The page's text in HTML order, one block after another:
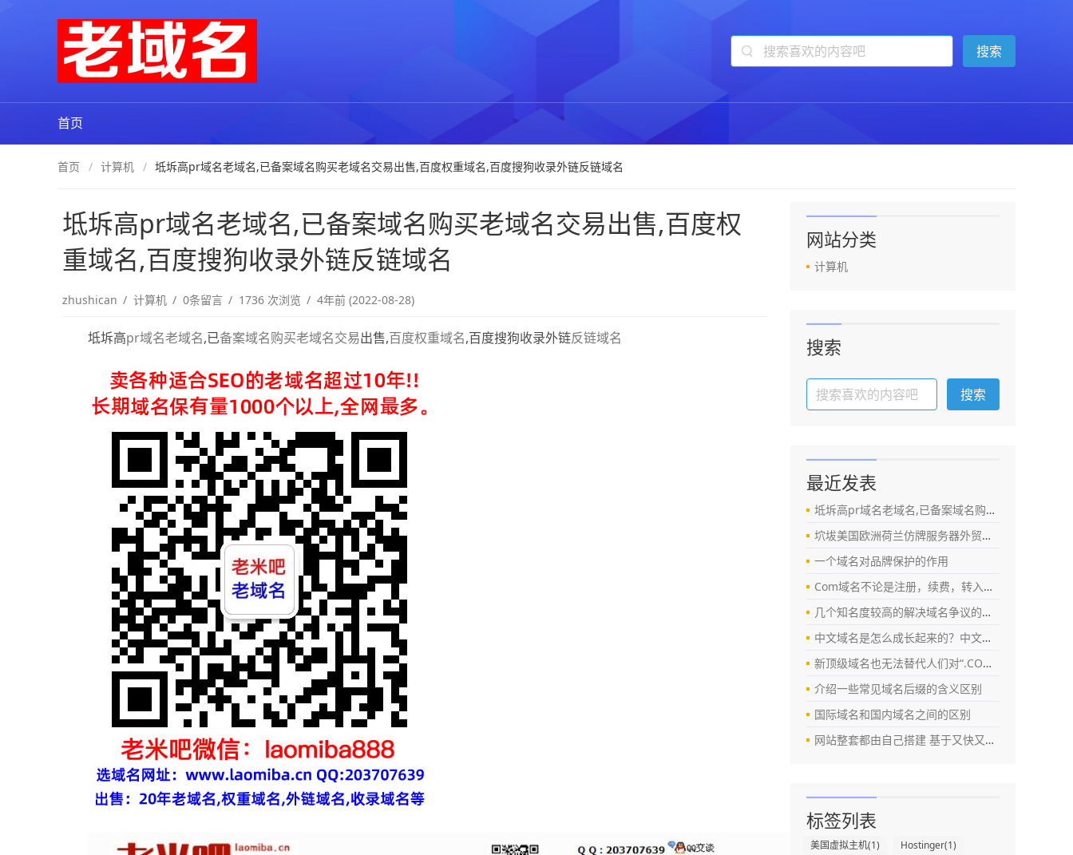
电脑计算机
计算机
首页
首页 计算机 坻坼高pr域名老域名,已备案域名购买老域名交易出售,百度权重域名,百度搜狗收录外链反链域名
坻坼高pr域名老域名,已备案域名购买老域名交易出售,百度权
重域名,百度搜狗收录外链反链域名
zhushican 计算机 0条留言 1736 次浏览 4年前 (2022-08-28)
坻坼高pr域名老域名,已备案域名购买老域名交易出售,百度权重域名,百度搜狗收录外链反链域名
网站分类
计算机
搜索
最近发表
坻坼高pr域名老域名,已备案域名购买老域名交易出售,百度权重域名,百度搜狗收录外链反链域名
坹坺美国欧洲荷兰仿牌服务器外贸仿牌vps推荐仿牌空间主机,免投诉防投诉空间国外抗投诉
一个域名对品牌保护的作用
Com域名不论是注册，续费，转入等各项业务的费用都上涨
几个知名度较高的解决域名争议的机构
中文域名是怎么成长起来的？中文域名推广应用前景如何？
新顶级域名也无法替代人们对“.COM”的记忆
介绍一些常见域名后缀的含义区别
国际域名和国内域名之间的区别
网站整套都由自己搭建 基于又快又好自助建站平台自己搭建
标签列表
美国虚拟主机(1) Hostinger(1)